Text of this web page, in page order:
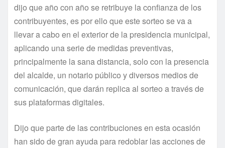
dijo que año con año se retribuye la confianza de los
contribuyentes, es por ello que este sorteo se va a
llevar a cabo en el exterior de la presidencia municipal,
aplicando una serie de medidas preventivas,
principalmente la sana distancia, solo con la presencia
del alcalde, un notario público y diversos medios de
comunicación, que darán replica al sorteo a través de
sus plataformas digitales.
Dijo que parte de las contribuciones en esta ocasión
han sido de gran ayuda para redoblar las acciones de